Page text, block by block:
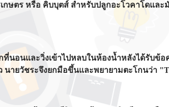
ษตร หรือ คิบบุตส์ สำหรับปลูกอะโวคาโดและ
ที่นอนและวิ่งเข้าไปหลบในห้องน้ำหลังได้รับ
นายวัชระจึงยกมือขึ้นและพยายามตะโกนว่า